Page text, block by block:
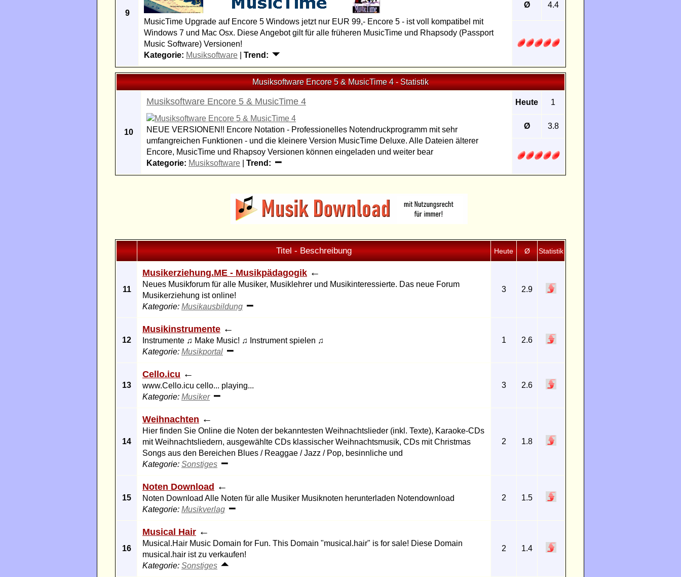
9
MusicTime Upgrade auf Encore 5 Windows jetzt nur EUR 99,- Encore 5 - ist voll kompatibel mit
Windows 7 und Mac Osx. Diese Angebot gilt für alle früheren MusicTime und Rhapsody (Passport
Music Software) Versionen!
Kategorie: Musiksoftware Trend:
Ø 4.4
Musiksoftware Encore 5 & MusicTime 4-Statistik
10
Musiksoftware Encore 5 & MusicTime 4
NEUE VERSIONEN!! Encore Notation - Professionelles Notendruckprogramm mit sehr
umfangreichen Funktionen - und die kleinere Version MusicTime Deluxe. Alle Dateien älterer
Encore, MusicTime und Rhapsoy Versionen können eingeladen und weiter bear
Kategorie: Musiksoftware Trend:
Heute 1
Ø 3.8
Titel - Beschreibung Heute Ø Statistik
11
Musikerziehung.ME - Musikpädagogik ←
Neues Musikforum für alle Musiker, Musiklehrer und Musikinteressierte. Das neue Forum
Musikerziehung ist online!
Kategorie: Musikausbildung
3 2.9
12
Musikinstrumente ←
Instrumente ♫ Make Music! ♫ Instrument spielen ♫
Kategorie: Musikportal
1 2.6
13
Cello.icu ←
www.Cello.icu cello... playing...
Kategorie: Musiker
3 2.6
14
Weihnachten ←
Hier finden Sie Online die Noten der bekanntesten Weihnachtslieder (inkl. Texte), Karaoke-CDs
mit Weihnachtsliedern, ausgewählte CDs klassischer Weihnachtsmusik, CDs mit Christmas
Songs aus den Bereichen Blues / Reaggae / Jazz / Pop, besinnliche und
Kategorie: Sonstiges
2 1.8
15
Noten Download ←
Noten Download Alle Noten für alle Musiker Musiknoten herunterladen Notendownload
Kategorie: Musikverlag
2 1.5
16
Musical Hair ←
Musical.Hair Music Domain for Fun. This Domain "musical.hair" is for sale! Diese Domain
musical.hair ist zu verkaufen!
Kategorie: Sonstiges
2 1.4